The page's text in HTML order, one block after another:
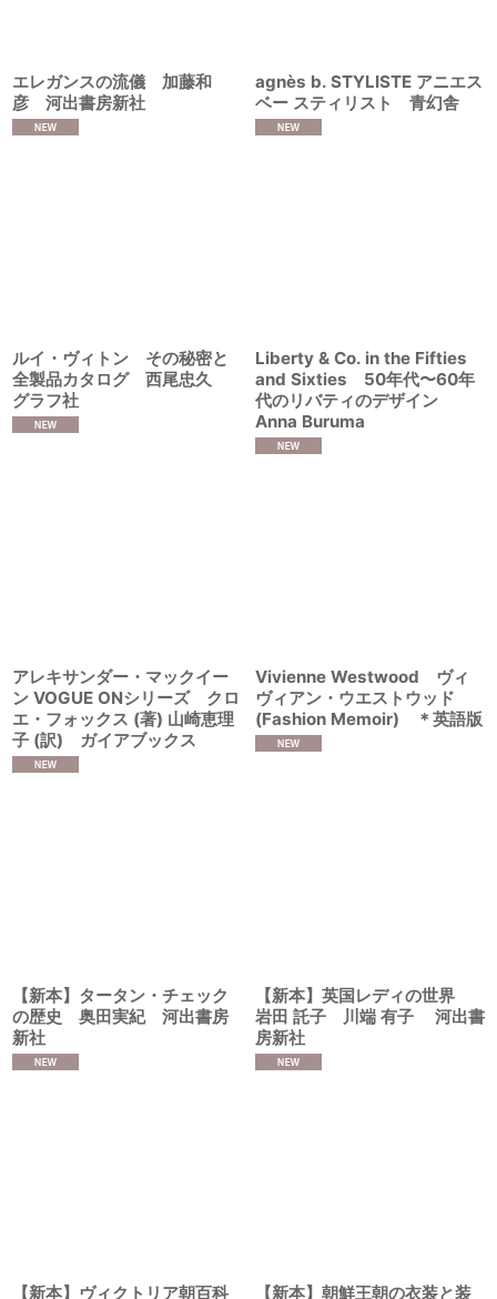
エレガンスの流儀 加藤和
彦 河出書房新社
agnès b. STYLISTE アニエス
ベー スティリスト 青幻舎
ルイ・ヴィトン その秘密と
全製品カタログ 西尾忠久
グラフ社
Liberty & Co. in the Fifties
and Sixties 50年代〜60年
代のリバティのデザイン
Anna Buruma
アレキサンダー・マックイー
ン VOGUE ONシリーズ クロ
エ・フォックス (著) 山崎恵理
子 (訳) ガイアブックス
Vivienne Westwood ヴィ
ヴィアン・ウエストウッド
(Fashion Memoir) ＊英語版
【新本】タータン・チェック
の歴史 奥田実紀 河出書房
新社
【新本】英国レディの世界
岩田 託子 川端 有子 河出書
房新社
【新本】ヴィクトリア朝百科 【新本】朝鮮王朝の衣装と装